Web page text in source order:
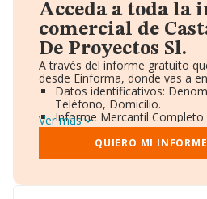
Acceda a toda la
comercial de
De Proyectos Sl.
A través del informe gratuito
desde Einforma, donde vas a
Datos identificativos:
Teléfono, Domicilio.
Informe Mercantil Completo
Gráficos de Evolución
Consejo de Administración y
Directivos y Ejecutivos.
Ver más
QUIERO MI